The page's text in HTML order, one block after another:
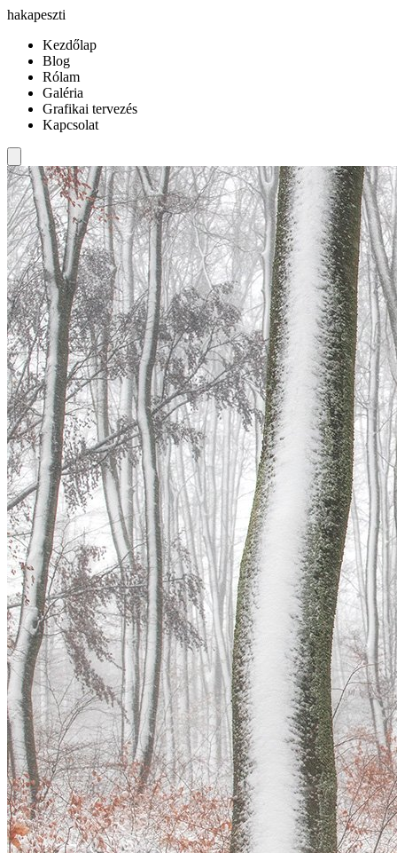
hakapeszti
Kezdőlap
Blog
Rólam
Galéria
Grafikai tervezés
Kapcsolat